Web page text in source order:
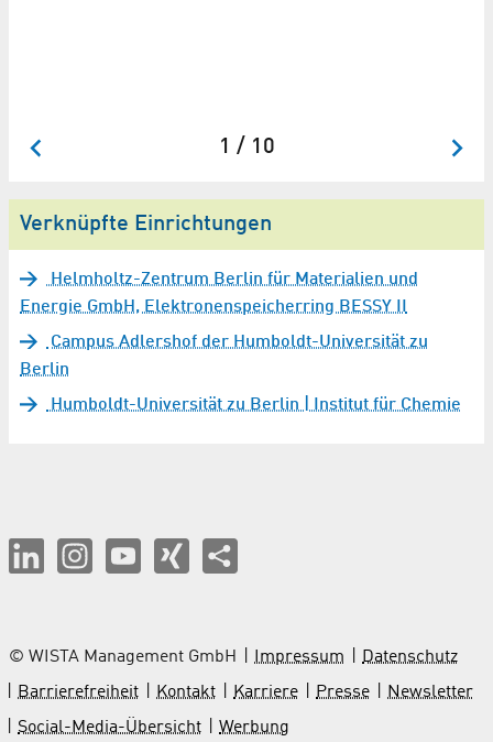
1 / 10
Verknüpfte Einrichtungen
Helmholtz-Zentrum Berlin für Materialien und
Energie GmbH, Elektronenspeicherring BESSY II
Campus Adlershof der Humboldt-Universität zu
Berlin
Humboldt-Universität zu Berlin | Institut für Chemie
© WISTA Management GmbH Impressum
Datenschutz
Barrierefreiheit
Kontakt Karriere Presse
Newsletter
Social-Media-Übersicht
Werbung